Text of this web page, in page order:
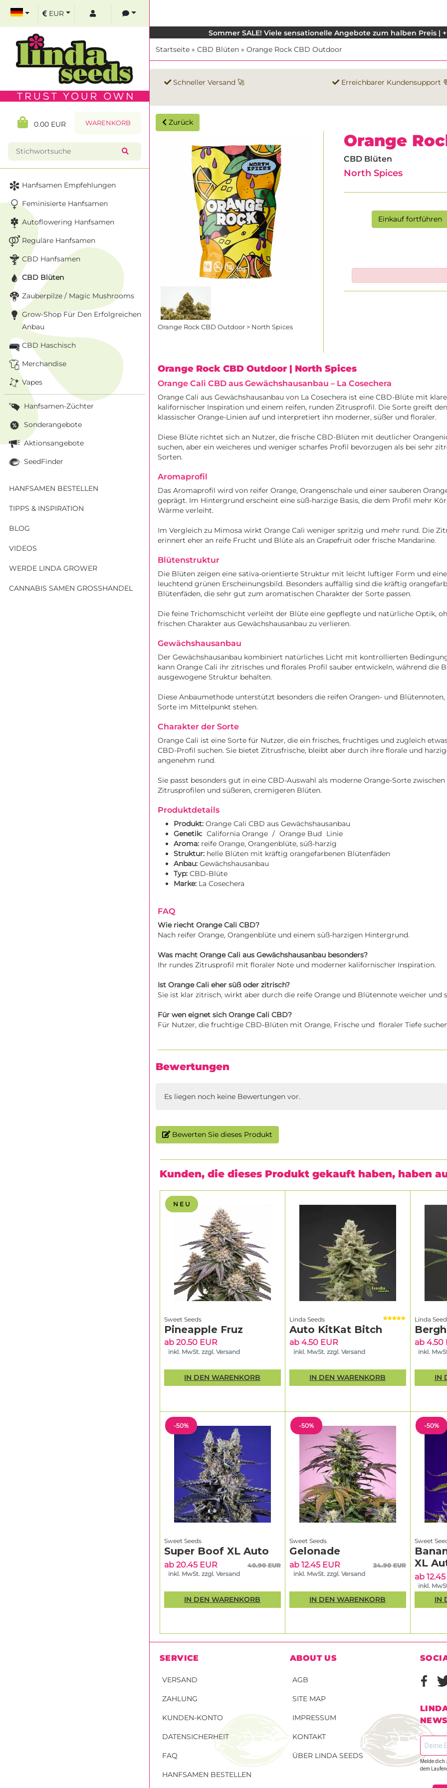
Sommer SALE! Viele sensationelle Angebote zum halben Preis |
Startseite » CBD Blüten » Orange Rock CBD Outdoor
Schneller Versand 🚀 Erreichbarer Kundensupport
Zurück
Orange Rock CBD Outdoor > North Spices
Orange
CBD Blüten
North Spices
Einkauf fortführen
Orange Rock CBD Outdoor | North Spices
Orange Cali CBD aus Gewächshausanbau – La Cosechera
Orange Cali aus Gewächshausanbau von La Cosechera ist eine CBD-Blüte mit
kalifornischer Inspiration und einem reifen, runden Zitrusprofil. Die Sorte greift
klassischer Orange-Linien auf und interpretiert ihn moderner, süßer und floraler.
Diese Blüte richtet sich an Nutzer, die frische CBD-Blüten mit deutlicher
suchen, aber ein weicheres und weniger scharfes Profil bevorzugen als bei sehr
Sorten.
Aromaprofil
Das Aromaprofil wird von reifer Orange, Orangenschale und einer sauberen
geprägt. Im Hintergrund erscheint eine süß-harzige Basis, die dem Profil mehr
Wärme verleiht.
Im Vergleich zu Mimosa wirkt Orange Cali weniger spritzig und mehr rund. Die
erinnert eher an reife Frucht und Blüte als an Grapefruit oder frische Mandarine.
Blütenstruktur
Die Blüten zeigen eine sativa-orientierte Struktur mit leicht luftiger Form und
leuchtend grünen Erscheinungsbild. Besonders auffällig sind die kräftig
Blütenfäden, die sehr gut zum aromatischen Charakter der Sorte passen.
Die feine Trichomschicht verleiht der Blüte eine gepflegte und natürliche Optik,
frischen Charakter aus Gewächshausanbau zu verlieren.
Gewächshausanbau
Der Gewächshausanbau kombiniert natürliches Licht mit kontrollierten
kann Orange Cali ihr zitrisches und florales Profil sauber entwickeln, während die
ausgewogene Struktur behalten.
Diese Anbaumethode unterstützt besonders die reifen Orangen- und Blütennoten,
Sorte im Mittelpunkt stehen.
Charakter der Sorte
Orange Cali ist eine Sorte für Nutzer, die ein frisches, fruchtiges und zugleich
CBD-Profil suchen. Sie bietet Zitrusfrische, bleibt aber durch ihre florale und
angenehm rund.
Sie passt besonders gut in eine CBD-Auswahl als moderne Orange-Sorte
Zitrusprofilen und süßeren, cremigeren Blüten.
Produktdetails
Produkt: Orange Cali CBD aus Gewächshausanbau
Genetik: California Orange / Orange Bud
Linie
Aroma: reife Orange, Orangenblüte, süß-harzig
Struktur: helle Blüten mit kräftig orangefarbenen Blütenfäden
Anbau: Gewächshausanbau
Typ: CBD-Blüte
Marke: La Cosechera
FAQ
Wie riecht Orange Cali CBD?
Nach reifer Orange, Orangenblüte und einem süß-harzigen Hintergrund.
Was macht Orange Cali aus Gewächshausanbau besonders?
Ihr rundes Zitrusprofil mit floraler Note und moderner kalifornischer Inspiration.
Ist Orange Cali eher süß oder zitrisch?
Sie ist klar zitrisch, wirkt aber durch die reife Orange und Blütennote weicher und
Für wen eignet sich Orange Cali CBD?
Für Nutzer, die fruchtige CBD-Blüten mit Orange, Frische und floraler Tiefe
Bewertungen
Es liegen noch keine Bewertungen vor.
Bewerten Sie dieses Produkt
Kunden, die dieses Produkt gekauft haben, haben
N E U
Sweet Seeds
Pineapple Fruz
ab 20.50 EUR
inkl. MwSt. zzgl. Versand
IN DEN WARENKORB
Linda Seeds
Auto KitKat Bitch
ab 4.50 EUR
inkl. MwSt. zzgl. Versand
IN DEN WARENKORB
Linda
ab 4.50
inkl.
IN
-50%
Sweet Seeds
Super Boof XL Auto
ab 20.45 EUR
40.90 EUR
inkl. MwSt. zzgl. Versand
IN DEN WARENKORB
-50%
Sweet Seeds
Gelonade
ab 12.45 EUR
24.90 EUR
inkl. MwSt. zzgl. Versand
IN DEN WARENKORB
-50%
Sweet
XL
ab
inkl.
IN
SERVICE
VERSAND
ZAHLUNG
KUNDEN-KONTO
DATENSICHERHEIT
FAQ
HANFSAMEN BESTELLEN
ABOUT US
AGB
SITE MAP
IMPRESSUM
KONTAKT
ÜBER LINDA SEEDS
Melde dich
dem
EUR
0.00 EUR WARENKORB
Hanfsamen Empfehlungen
Feminisierte Hanfsamen
Autoflowering Hanfsamen
Reguläre Hanfsamen
CBD Hanfsamen
CBD Blüten
Zauberpilze / Magic Mushrooms
Grow-Shop Für Den Erfolgreichen
Anbau
CBD Haschisch
Merchandise
Vapes
Hanfsamen-Züchter
Sonderangebote
Aktionsangebote
SeedFinder
HANFSAMEN BESTELLEN
TIPPS & INSPIRATION
BLOG
VIDEOS
WERDE LINDA GROWER
CANNABIS SAMEN GROSSHANDEL